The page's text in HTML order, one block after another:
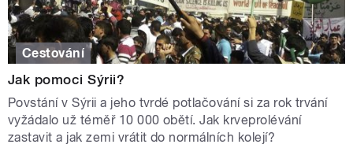
Cestování
Jak pomoci Sýrii?
Povstání v Sýrii a jeho tvrdé potlačování si za rok trvání
vyžádalo už téměř 10 000 obětí. Jak krveprolévání
zastavit a jak zemi vrátit do normálních kolejí?